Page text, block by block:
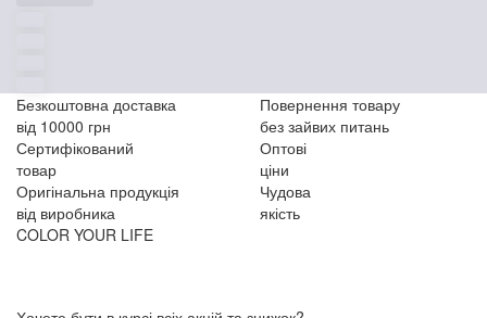
Безкоштовна доставка
від 10000 грн
Повернення товару
без зайвих питань
Сертифікований
товар
Оптові
ціни
Оригінальна продукція
від виробника
Чудова
якість
COLOR YOUR LIFE